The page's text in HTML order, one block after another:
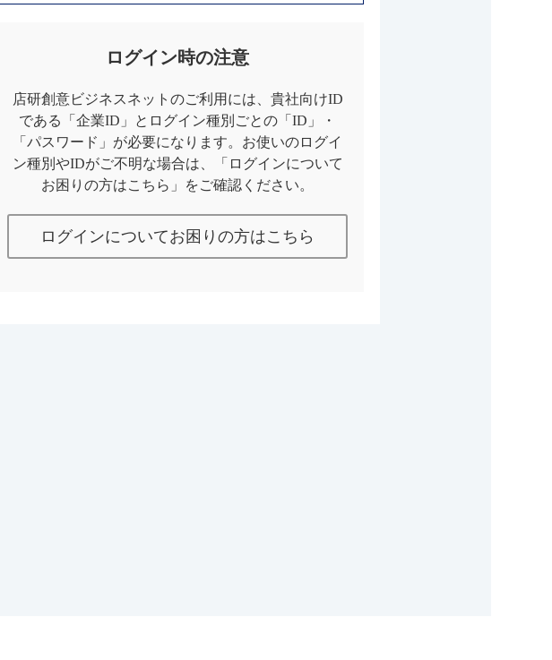
ログイン時の注意
店研創意ビジネスネットのご利用には、貴社向けID
である「企業ID」とログイン種別ごとの「ID」・
「パスワード」が必要になります。お使いのログイ
ン種別やIDがご不明な場合は、「ログインについて
お困りの方はこちら」をご確認ください。
ログインについてお困りの方はこちら